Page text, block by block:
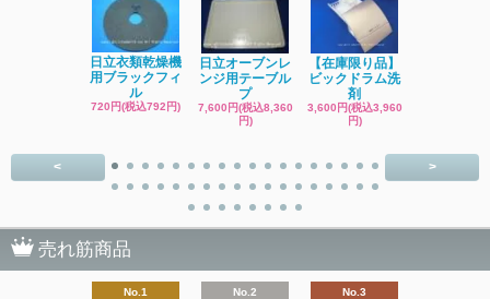
日立衣類乾燥機
用ブラックフィ
ル
720円(税込792円)
日立オーブンレ
ンジ用テーブル
プ
7,600円(税込8,360
円)
【在庫限り品】
ビックドラム洗
剤
3,600円(税込3,960
円)
< >
売れ筋商品
No.1 No.2 No.3